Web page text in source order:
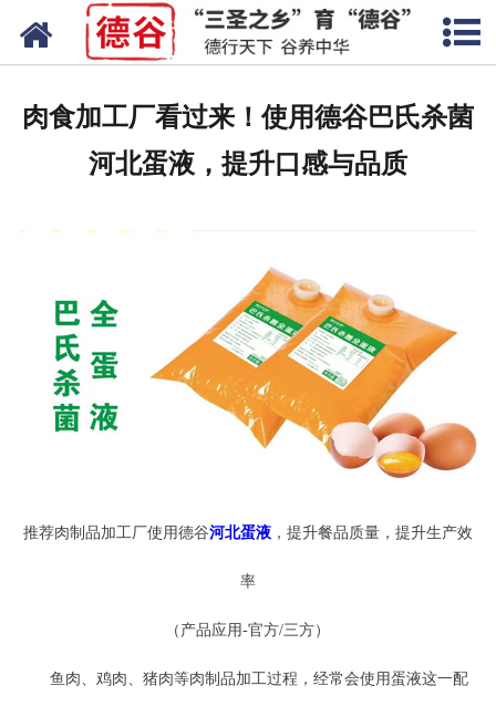
网站首页
新闻中心
走进德谷
招商加盟
联系我们
肉食加工厂看过来！使用德谷巴氏杀菌
河北蛋液，提升口感与品质
推荐肉制品加工厂使用德谷河北蛋液，提升餐品质量，提升生产效
率
（产品应用-官方/三方）
鱼肉、鸡肉、猪肉等肉制品加工过程，经常会使用蛋液这一配